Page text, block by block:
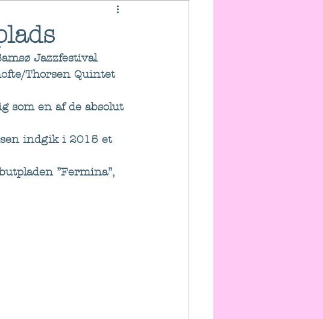
Jazzfestival
Thorsen Quintet
som en af de absolut
indgik i 2015 et
”Fermina”,